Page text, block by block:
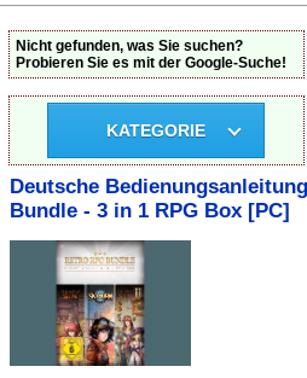
Nicht gefunden, was Sie suchen?
Probieren Sie es mit der Google-Suche!
KATEGORIE
Deutsche
Bundle - 3 in 1 RPG Box [PC]